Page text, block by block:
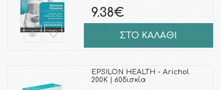
9.38€
ΣΤΟ ΚΑΛΑΘΙ
EPSILON HEALTH - Arichol
200K | 60δισκία